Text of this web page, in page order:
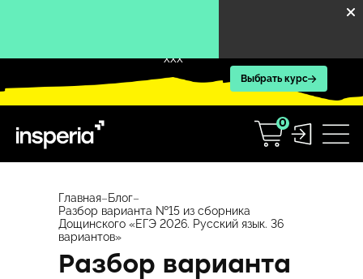
содержимому
XXX
Выбрать курс
0
Главная–Блог–
Разбор варианта №15 из сборника
Дощинского «ЕГЭ 2026. Русский язык. 36
вариантов»
Разбор варианта